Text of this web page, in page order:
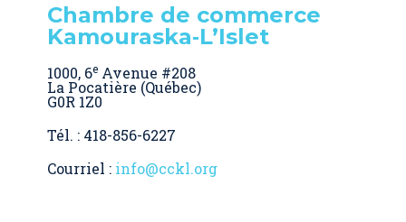
Chambre de commerce
Kamouraska‑L’Islet
1000, 6e Avenue #208
La Pocatière (Québec)
G0R 1Z0
Tél. : 418-856-6227
Courriel : info@cckl.org